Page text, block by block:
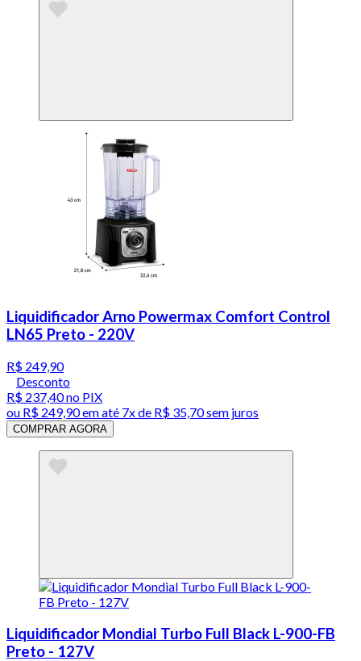
Liquidificador Arno Powermax Comfort Control
LN65 Preto - 220V
R$ 249,90
Desconto
R$ 237,40no PIX
ou R$ 249,90em até 7x de R$ 35,70 sem juros
COMPRAR AGORA
Liquidificador Mondial Turbo Full Black L-900-FB
Preto - 127V